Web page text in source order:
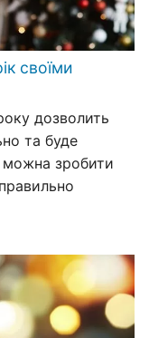
своїми
дозволить
та буде
можна зробити